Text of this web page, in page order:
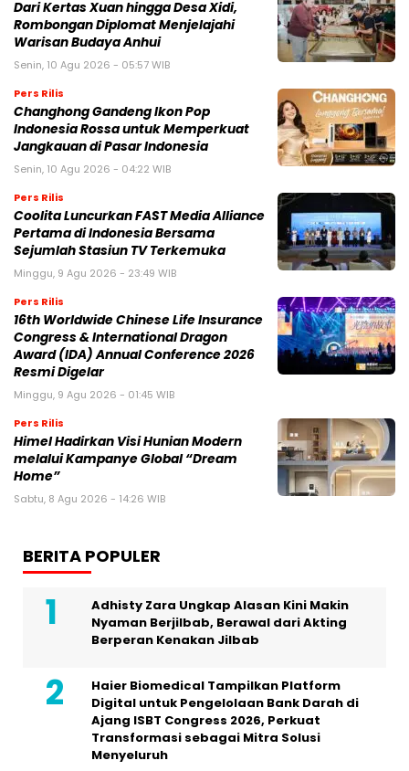
Dari Kertas Xuan hingga Desa Xidi,
Rombongan Diplomat Menjelajahi
Warisan Budaya Anhui
Senin, 10 Agu 2026 - 05:57 WIB
Pers Rilis
Changhong Gandeng Ikon Pop
Indonesia Rossa untuk Memperkuat
Jangkauan di Pasar Indonesia
Senin, 10 Agu 2026 - 04:22 WIB
Pers Rilis
Coolita Luncurkan FAST Media Alliance
Pertama di Indonesia Bersama
Sejumlah Stasiun TV Terkemuka
Minggu, 9 Agu 2026 - 23:49 WIB
Pers Rilis
16th Worldwide Chinese Life Insurance
Congress & International Dragon
Award (IDA) Annual Conference 2026
Resmi Digelar
Minggu, 9 Agu 2026 - 01:45 WIB
Pers Rilis
Himel Hadirkan Visi Hunian Modern
melalui Kampanye Global “Dream
Home”
Sabtu, 8 Agu 2026 - 14:26 WIB
BERITA POPULER
Adhisty Zara Ungkap Alasan Kini Makin
Nyaman Berjilbab, Berawal dari Akting
Berperan Kenakan Jilbab
Haier Biomedical Tampilkan Platform
Digital untuk Pengelolaan Bank Darah di
Ajang ISBT Congress 2026, Perkuat
Transformasi sebagai Mitra Solusi
Menyeluruh